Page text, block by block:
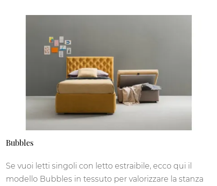
Bubbles
Se vuoi letti singoli con letto estraibile, ecco qui il
modello Bubbles in tessuto per valorizzare la stanza